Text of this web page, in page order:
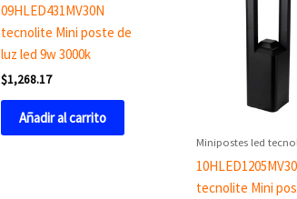
09HLED431MV30N
tecnolite Mini poste de
luz led 9w 3000k
$1,268.17
Añadir al carrito
Minipostes led
tecnolite Mini